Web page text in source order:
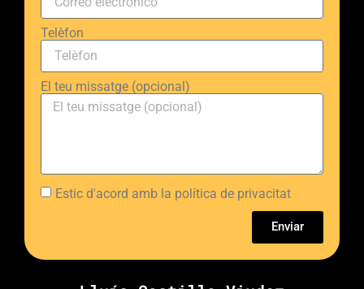
Telèfon
El teu missatge (opcional)
Estic d'acord amb la política de privacitat
Enviar